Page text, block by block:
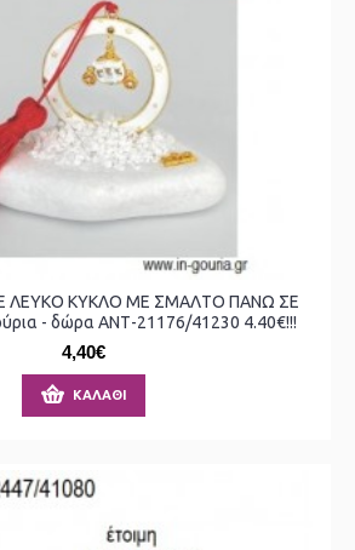
ΛΕΥΚΟ ΚΥΚΛΟ ΜΕ ΣΜΑΛΤΟ ΠΑΝΩ ΣΕ
- δώρα ΑΝΤ-21176/41230 4.40€!!!
4,40€
ΚΑΛΆΘΙ